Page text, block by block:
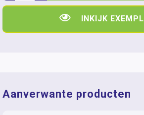
INKIJK
Aanverwante producten